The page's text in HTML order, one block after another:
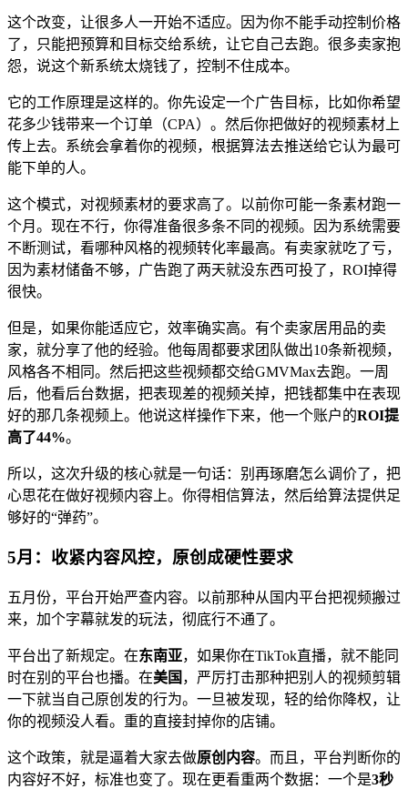
这个改变，让很多人一开始不适应。因为你不能手动控制价格
了，只能把预算和目标交给系统，让它自己去跑。很多卖家抱
怨，说这个新系统太烧钱了，控制不住成本。
它的工作原理是这样的。你先设定一个广告目标，比如你希望
花多少钱带来一个订单（CPA）。然后你把做好的视频素材上
传上去。系统会拿着你的视频，根据算法去推送给它认为最可
能下单的人。
这个模式，对视频素材的要求高了。以前你可能一条素材跑一
个月。现在不行，你得准备很多条不同的视频。因为系统需要
不断测试，看哪种风格的视频转化率最高。有卖家就吃了亏，
因为素材储备不够，广告跑了两天就没东西可投了，ROI掉得
很快。
但是，如果你能适应它，效率确实高。有个卖家居用品的卖
家，就分享了他的经验。他每周都要求团队做出10条新视频，
风格各不相同。然后把这些视频都交给GMVMax去跑。一周
后，他看后台数据，把表现差的视频关掉，把钱都集中在表现
好的那几条视频上。他说这样操作下来，他一个账户的ROI提
高了44%。
所以，这次升级的核心就是一句话：别再琢磨怎么调价了，把
心思花在做好视频内容上。你得相信算法，然后给算法提供足
够好的“弹药”。
5月：收紧内容风控，原创成硬性要求
五月份，平台开始严查内容。以前那种从国内平台把视频搬过
来，加个字幕就发的玩法，彻底行不通了。
平台出了新规定。在东南亚，如果你在TikTok直播，就不能同
时在别的平台也播。在美国 ，严厉打击那种把别人的视频剪辑
一下就当自己原创发的行为。一旦被发现，轻的给你降权，让
你的视频没人看。重的直接封掉你的店铺。
这个政策，就是逼着大家去做原创内容。而且，平台判断你的
内容好不好，标准也变了。现在更看重两个数据：一个是3秒